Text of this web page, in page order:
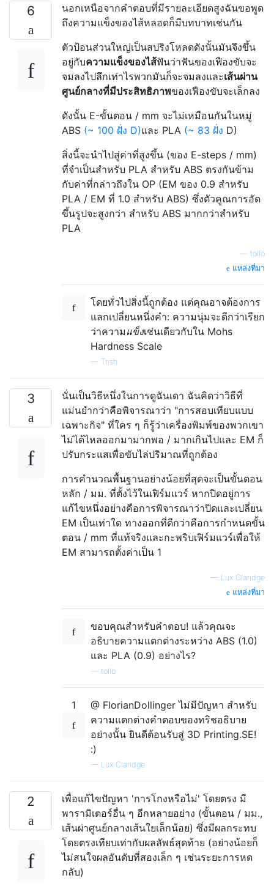
6
นอกเหนือจากคำตอบที่มีรายละเอียดสูงฉันขอพูด
ถึงความแข็งของไส้หลอดก็มีบทบาทเช่นกัน
ตัวป้อนส่วนใหญ่เป็นสปริงโหลดดังนั้นมันจึงขึ้น
อยู่กับความแข็งของไส้ฟันว่าฟันของเฟืองขับจะ
จมลงไปลึกเท่าไรพวกมันก็จะจมลงและเส้นผ่าน
ศูนย์กลางที่มีประสิทธิภาพของเฟืองขับจะเล็กลง
ดังนั้น E-ขั้นตอน / mm จะไม่เหมือนกันในหมู่
ABS (~ 100 ฝั่ง D)และ PLA (~ 83 ฝั่ง D)
สิ่งนี้จะนำไปสู่ค่าที่สูงขึ้น (ของ E-steps / mm)
ที่จำเป็นสำหรับ PLA สำหรับ ABS ตรงกันข้าม
กับค่าที่กล่าวถึงใน OP (EM ของ 0.9 สำหรับ
PLA / EM ที่ 1.0 สำหรับ ABS) ซึ่งตัวคูณการอัด
ขึ้นรูปจะสูงกว่า สำหรับ ABS มากกว่าสำหรับ
PLA
tollo
แหล่งที่มา
โดยทั่วไปสิ่งนี้ถูกต้อง แต่คุณอาจต้องการ
แลกเปลี่ยนหนึ่งคำ: ความนุ่มจะดีกว่าเรียก
ว่าความ แข็งเช่นเดียวกับใน Mohs
Hardness Scale
— Trish
3
นั่นเป็นวิธีหนึ่งในการดูฉันเดา ฉันคิดว่าวิธีที่
แม่นยำกว่าคือพิจารณาว่า "การสอบเทียบแบบ
เฉพาะกิจ" ที่ใคร ๆ ก็รู้ว่าเครื่องพิมพ์ของพวกเขา
ไม่ได้ไหลออกมามากพอ / มากเกินไปและ EM ก็
ปรับกระแสเพื่อขับไล่ปริมาณที่ถูกต้อง
การคำนวณพื้นฐานอย่างน้อยที่สุดจะเป็นขั้นตอน
หลัก / มม. ที่ตั้งไว้ในเฟิร์มแวร์ หากปิดอยู่การ
แก้ไขหนึ่งอย่างคือการพิจารณาว่าปิดและเปลี่ยน
EM เป็นเท่าใด ทางออกที่ดีกว่าคือการกำหนดขั้น
ตอน / mm ที่แท้จริงและกะพริบเฟิร์มแวร์เพื่อให้
EM สามารถตั้งค่าเป็น 1
— Lux Claridge
แหล่งที่มา
ขอบคุณสำหรับคำตอบ! แล้วคุณจะ
อธิบายความแตกต่างระหว่าง ABS (1.0)
และ PLA (0.9) อย่างไร?
tollo
1
@ FlorianDollinger ไม่มีปัญหา สำหรับ
ความแตกต่างคำตอบของทริชอธิบาย
อย่างนั้น ยินดีต้อนรับสู่ 3D Printing.SE!
:)
— Lux Claridge
2
เพื่อแก้ไขปัญหา 'การโกงหรือไม่' โดยตรง มี
พารามิเตอร์อื่น ๆ อีกหลายอย่าง (ขั้นตอน / มม.,
เส้นผ่าศูนย์กลางเส้นใยเล็กน้อย) ซึ่งมีผลกระทบ
โดยตรงเทียบเท่ากับผลลัพธ์สุดท้าย (อย่างน้อยก็
ไม่สนใจผลอันดับที่สองเล็ก ๆ เช่นระยะการหด
กลับ)